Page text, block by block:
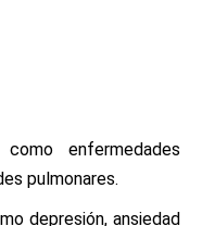
enfermedades
pulmonares.
depresión, ansiedad